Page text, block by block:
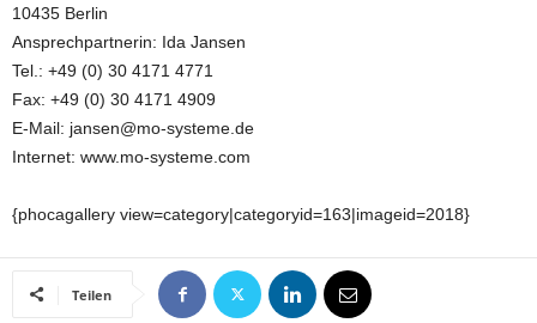
10435 Berlin
Ansprechpartnerin: Ida Jansen
Tel.: +49 (0) 30 4171 4771
Fax: +49 (0) 30 4171 4909
E-Mail: jansen@mo-systeme.de
Internet: www.mo-systeme.com
{phocagallery view=category|categoryid=163|imageid=2018}
Teilen